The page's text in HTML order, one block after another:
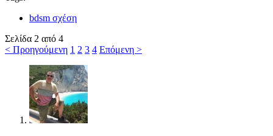
bdsm σχέση
Σελίδα 2 από 4
< Προηγούμενη 1 2 3 4 Επόμενη >